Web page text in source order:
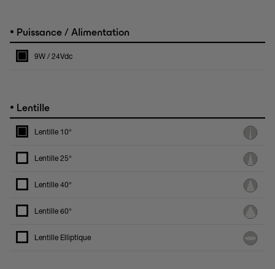
• Puissance / Alimentation
9W / 24Vdc
• Lentille
Lentille 10°
Lentille 25°
Lentille 40°
Lentille 60°
Lentille Elliptique